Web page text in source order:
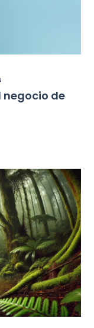
negocio de